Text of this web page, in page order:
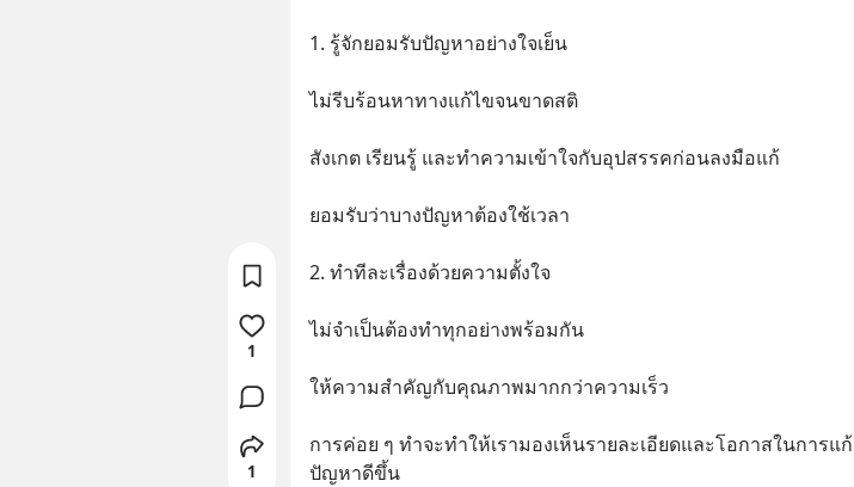
1. รู้จักยอมรับปัญหาอย่างใจเย็น
ไม่รีบร้อนหาทางแก้ไขจนขาดสติ
สังเกต เรียนรู้ และทำความเข้าใจกับอุปสรรคก่อนลงมือแก้
ยอมรับว่าบางปัญหาต้องใช้เวลา
2. ทำทีละเรื่องด้วยความตั้งใจ
ไม่จำเป็นต้องทำทุกอย่างพร้อมกัน
ให้ความสำคัญกับคุณภาพมากกว่าความเร็ว
การค่อย ๆ ทำจะทำให้เรามองเห็นรายละเอียดและโอกาสในการแก้
ปัญหาดีขึ้น
1
1